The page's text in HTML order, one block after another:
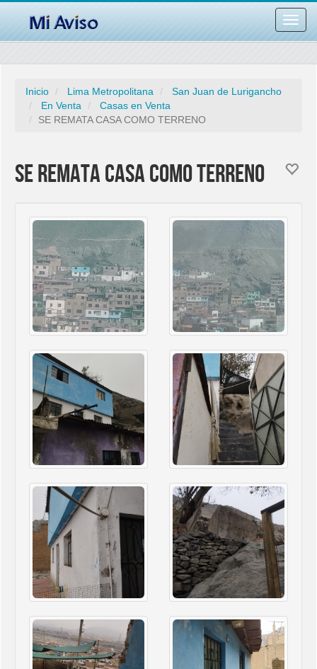
barra
Inicio Lima Metropolitana
San Juan de Lurigancho
En Venta
Casas en Venta
SE REMATA CASA COMO TERRENO
SE REMATA CASA COMO TERRENO